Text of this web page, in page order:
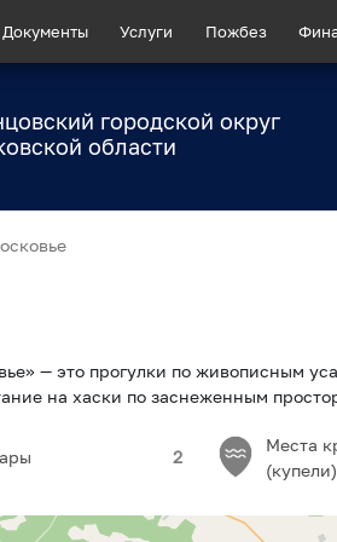
Документы Услуги Пожбез
городской округ
области
— это прогулки по живописным
на хаски по заснеженным
2
Места
(купели)